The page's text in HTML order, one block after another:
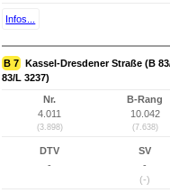
Infos...
B 7 Kassel-Dresdener Straße (B
83/L 3237)
Nr.
4.011
(3.898)
B-Rang
10.042
(7.638)
DTV
-
SV
-
(-)